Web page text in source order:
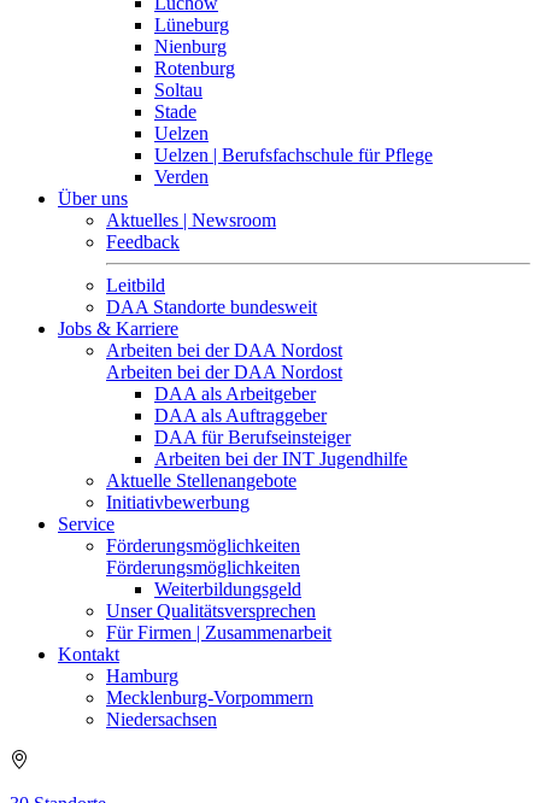
Lüneburg
Nienburg
Rotenburg
Soltau
Stade
Uelzen
Uelzen | Berufsfachschule für Pflege
Verden
Über uns
Aktuelles | Newsroom
Feedback
Leitbild
DAA Standorte bundesweit
Jobs & Karriere
Arbeiten bei der DAA Nordost
Arbeiten bei der DAA Nordost
DAA als Arbeitgeber
DAA als Auftraggeber
DAA für Berufseinsteiger
Arbeiten bei der INT Jugendhilfe
Aktuelle Stellenangebote
Initiativbewerbung
Service
Förderungsmöglichkeiten
Förderungsmöglichkeiten
Weiterbildungsgeld
Unser Qualitätsversprechen
Für Firmen | Zusammenarbeit
Kontakt
Hamburg
Mecklenburg-Vorpommern
Niedersachsen